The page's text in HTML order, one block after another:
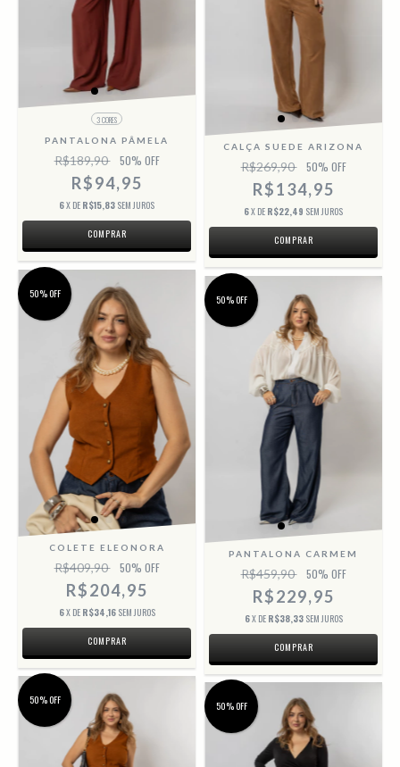
3 CORES
PANTALONA PÂMELA
R$189,90 50% OFF
R$94,95
6X DE R$15,83 SEM JUROS
COMPRAR
CALÇA SUEDE ARIZONA
R$269,90 50% OFF
R$134,95
6X DE R$22,49 SEM JUROS
COMPRAR
50% OFF
COLETE ELEONORA
R$409,90 50% OFF
R$204,95
6X DE R$34,16 SEM JUROS
COMPRAR
50% OFF
PANTALONA CARMEM
R$459,90 50% OFF
R$229,95
6X DE R$38,33 SEM JUROS
COMPRAR
50% OFF 50% OFF